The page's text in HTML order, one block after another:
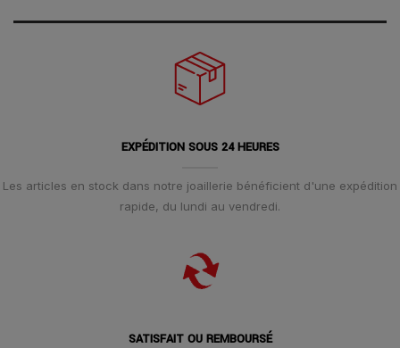
EXPÉDITION SOUS 24 HEURES
Les articles en stock dans notre joaillerie bénéficient d'une expédition
rapide, du lundi au vendredi.
SATISFAIT OU REMBOURSÉ